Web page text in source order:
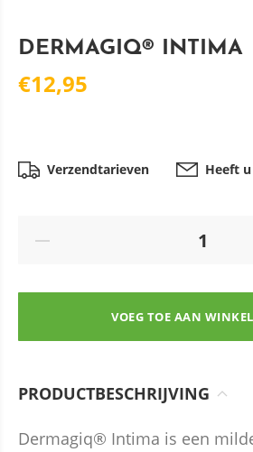
DERMAGIQ® INTIMA
€12,95
Verzendtarieven Heeft
VOEG TOE AAN
PRODUCTBESCHRIJVING
Dermagiq® Intima is een